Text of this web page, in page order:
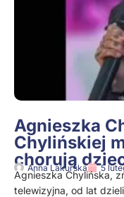
Agnieszka
Chylińskiej
chorują
Anna Lakurska 5
Agnieszka Chylińska,
telewizyjna, od lat